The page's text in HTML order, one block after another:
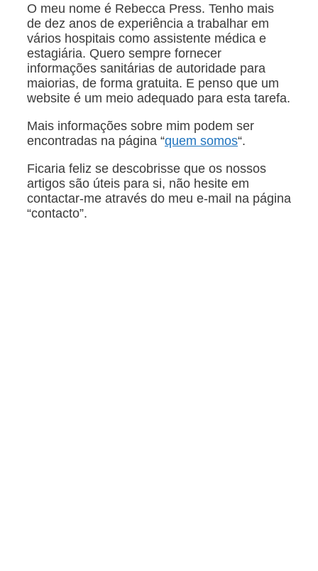
O meu nome é Rebecca Press. Tenho mais
de dez anos de experiência a trabalhar em
vários hospitais como assistente médica e
estagiária. Quero sempre fornecer
informações sanitárias de autoridade para
maiorias, de forma gratuita. E penso que um
website é um meio adequado para esta tarefa.
Mais informações sobre mim podem ser
encontradas na página “quem somos“.
Ficaria feliz se descobrisse que os nossos
artigos são úteis para si, não hesite em
contactar-me através do meu e-mail na página
“contacto”.